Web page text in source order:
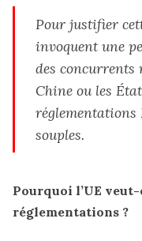
Pour justifier
invoquent une
des concurrents
Chine ou les
réglementations
souples.
Pourquoi l’UE
réglementations ?